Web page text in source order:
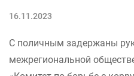
16.11.2023
С поличным задержаны
межрегиональной